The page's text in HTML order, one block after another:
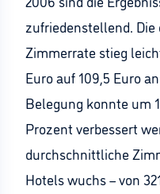
zufriedenstellend.
Zimmerrate stieg
Euro auf 109,5 Euro
Belegung konnte um
Prozent verbessert
durchschnittliche
Hotels wuchs – von